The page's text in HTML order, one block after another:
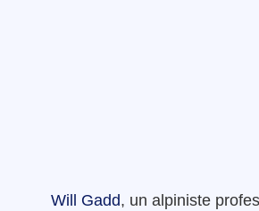
Will Gadd, un alpiniste